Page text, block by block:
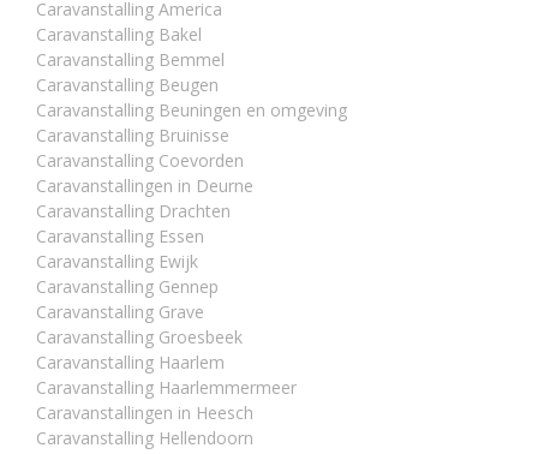
Caravanstalling America
Caravanstalling Bakel
Caravanstalling Bemmel
Caravanstalling Beugen
Caravanstalling Beuningen en omgeving
Caravanstalling Bruinisse
Caravanstalling Coevorden
Caravanstallingen in Deurne
Caravanstalling Drachten
Caravanstalling Essen
Caravanstalling Ewijk
Caravanstalling Gennep
Caravanstalling Grave
Caravanstalling Groesbeek
Caravanstalling Haarlem
Caravanstalling Haarlemmermeer
Caravanstallingen in Heesch
Caravanstalling Hellendoorn